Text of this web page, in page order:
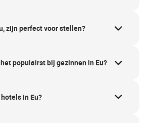
zijn perfect voor stellen?
populairst bij gezinnen in Eu?
in Eu?